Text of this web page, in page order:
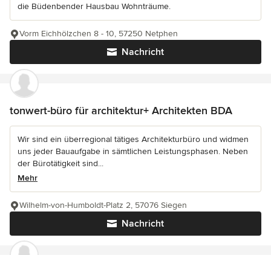
die Büdenbender Hausbau Wohnträume.
Nachricht
Vorm Eichhölzchen 8 - 10, 57250 Netphen
tonwert-büro für architektur+ Architekten BDA
Wir sind ein überregional tätiges Architekturbüro und widmen
uns jeder Bauaufgabe in sämtlichen Leistungsphasen. Neben
der Bürotätigkeit sind...
Mehr
Nachricht
Wilhelm-von-Humboldt-Platz 2, 57076 Siegen